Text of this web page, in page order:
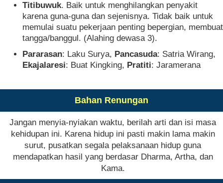
Titibuwuk. Baik untuk menghilangkan penyakit
karena guna-guna dan sejenisnya. Tidak baik untuk
memulai suatu pekerjaan penting bepergian, membuat
tangga/banggul. (Alahing dewasa 3).
Pararasan: Laku Surya, Pancasuda: Satria Wirang,
Ekajalaresi: Buat Kingking, Pratiti: Jaramerana
Bahan Renungan
Jangan menyia-nyiakan waktu, berilah arti dan isi masa
kehidupan ini. Karena hidup ini pasti makin lama makin
surut, pusatkan segala pelaksanaan hidup guna
mendapatkan hasil yang berdasar Dharma, Artha, dan
Kama.